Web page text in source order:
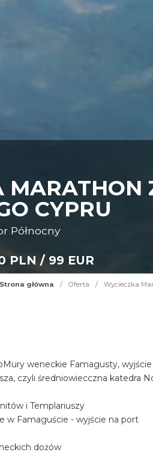
MARATHON
CYPRU
Północny
PLN / 99 EUR
Strona główna / Oferta / Wycieczka
weneckie Famagusty,
czyli średniowiecczna katedra
i Templariuszy
w Famaguście - wyjście na port
dożów